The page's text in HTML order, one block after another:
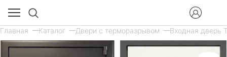
Главная Каталог Двери с терморазрывом Входная дверь